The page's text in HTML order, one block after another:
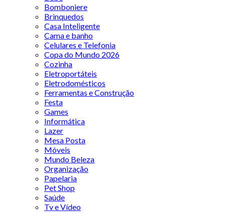
Bomboniere
Brinquedos
Casa Inteligente
Cama e banho
Celulares e Telefonia
Copa do Mundo 2026
Cozinha
Eletroportáteis
Eletrodomésticos
Ferramentas e Construção
Festa
Games
Informática
Lazer
Mesa Posta
Móveis
Mundo Beleza
Organização
Papelaria
Pet Shop
Saúde
Tv e Vídeo